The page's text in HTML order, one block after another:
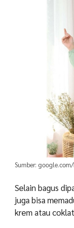
Sumber: google.com/
Selain bagus
juga bisa
krem atau